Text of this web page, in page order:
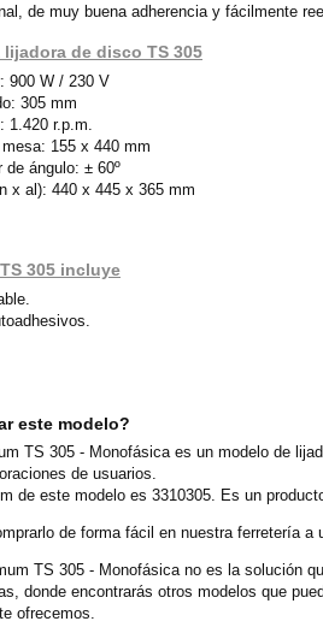
de muy buena adherencia y fácilmente
de disco TS 305
900 W / 230 V
305 mm
1.420 r.p.m.
155 x 440 mm
ángulo: ± 60º
x al): 440 x 445 x 365 mm
305 incluye
este modelo?
TS 305 - Monofásica es un modelo de
de usuarios.
de este modelo es 3310305. Es un
de forma fácil en nuestra ferretería
TS 305 - Monofásica no es la solución
donde encontrarás otros modelos que
ofrecemos.